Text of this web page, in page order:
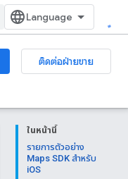
ติดต่อฝ่ายขาย
ในหน้านี้
รายการตัวอย่าง
Maps SDK สำหรับ
iOS